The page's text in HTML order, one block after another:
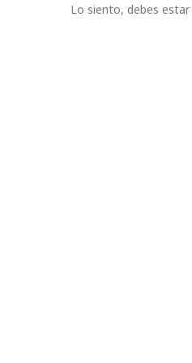
Lo siento, debes estar